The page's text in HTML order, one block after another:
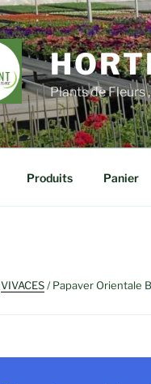
Plants de Fleurs
Produits Panier
VIVACES/ Papaver Orientale